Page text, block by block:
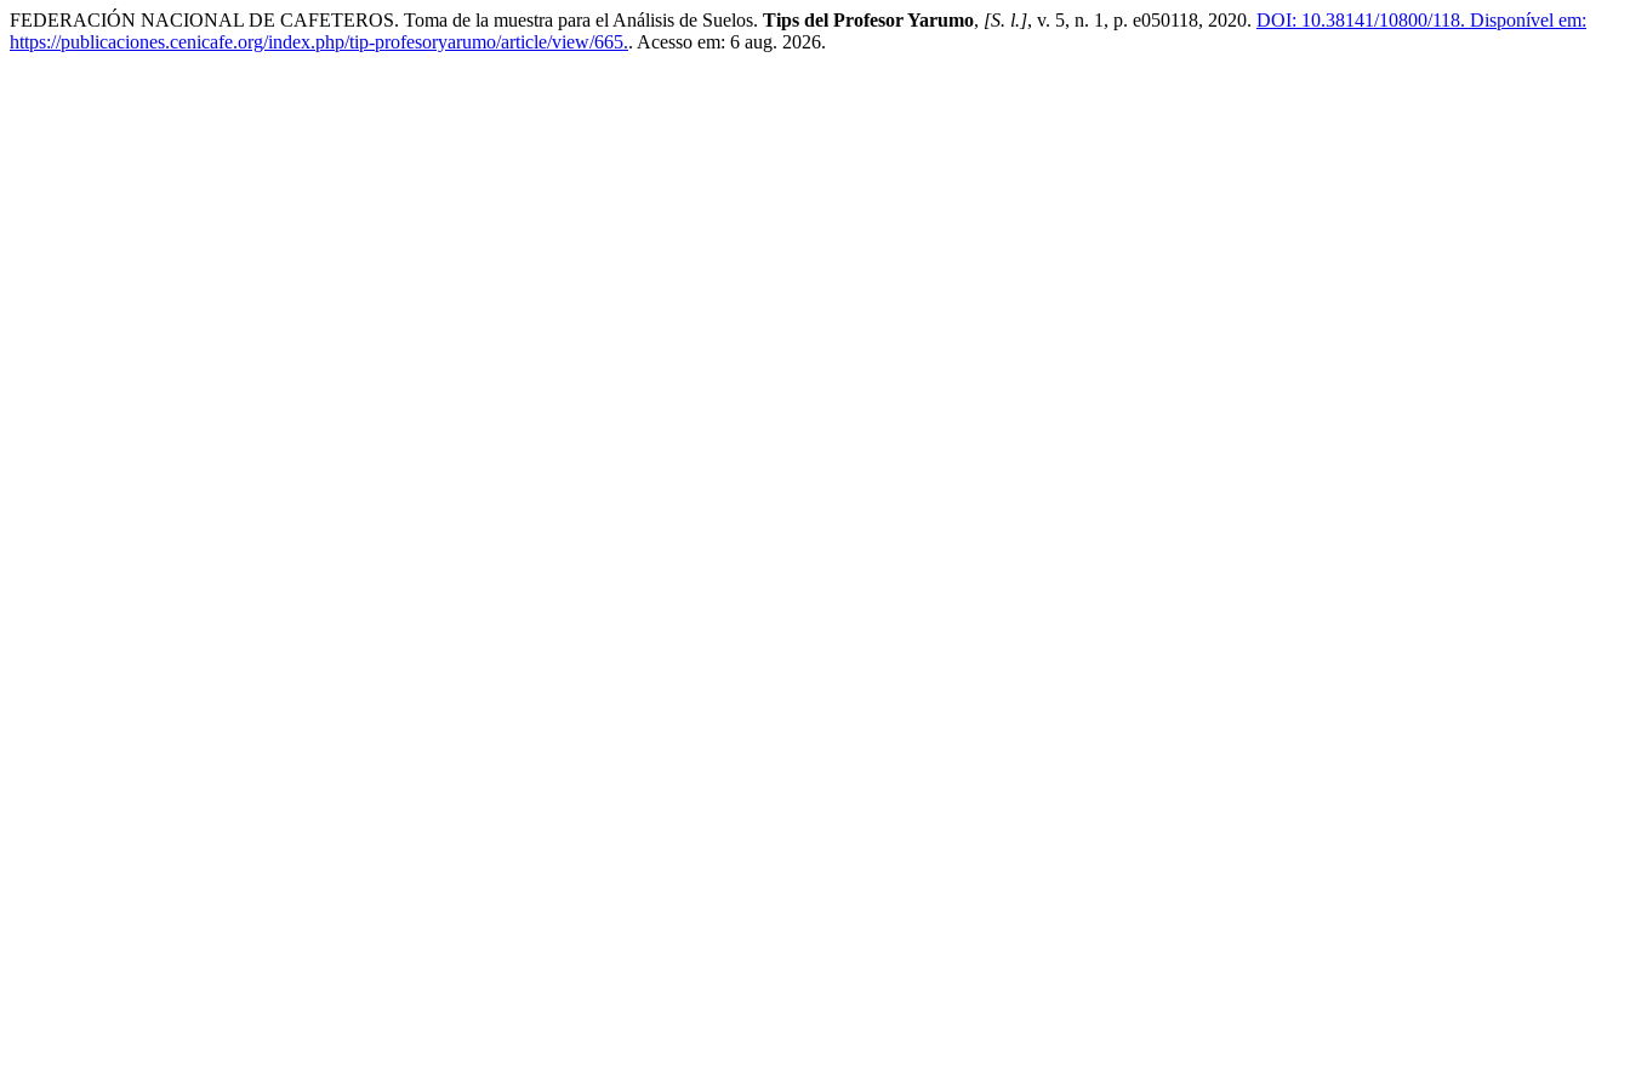
FEDERACIÓN NACIONAL DE CAFETEROS. Toma de la muestra para el Análisis de Suelos. Tips del Profesor Yarumo, [S. l.], v. 5, n. 1, p. e050118, 2020. DOI: 10.38141/10800/118. Disponível em:
https://publicaciones.cenicafe.org/index.php/tip-profesoryarumo/article/view/665.. Acesso em: 6 aug. 2026.